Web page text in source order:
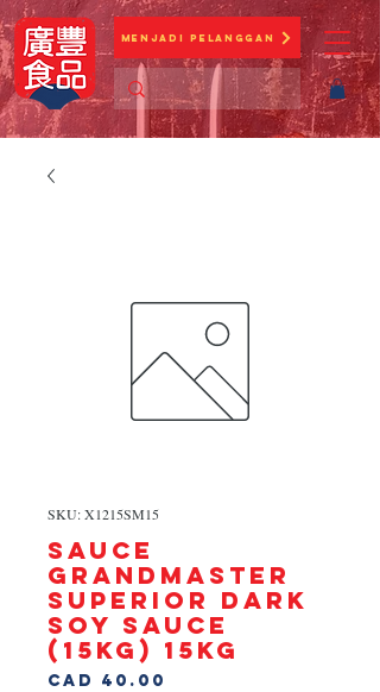
Menjadi Pelanggan
SKU: X1215SM15
SAUCE
GRANDMASTER
SUPERIOR DARK
SOY SAUCE
(15KG) 15kg
CAD 40.00